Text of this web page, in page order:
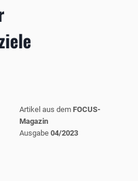
Artikel aus dem FOCUS-
Magazin
Ausgabe 04/2023